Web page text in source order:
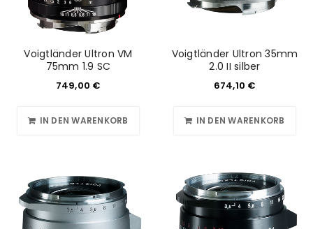
Voigtländer Ultron VM
75mm 1.9 SC
749,00 €
IN DEN WARENKORB
Voigtländer Ultron 35mm
2.0 II silber
674,10 €
IN DEN WARENKORB